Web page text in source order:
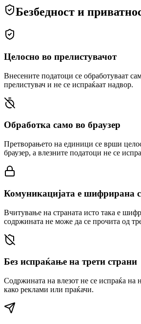
Безбедност и
Целосно во прелистувачот
Внесените податоци се обработуваат
прелистувач и не се испраќаат надвор.
Обработка само во браузер
Претворањето на единици се врши
браузер, а влезните податоци не се
Комуникацијата е шифрирана
Вчитување на страната исто така е
содржината не може да се прочита од
Без испраќање на трети страни
Содржината на влезот не се испраќа на
како реклами или праќачи.